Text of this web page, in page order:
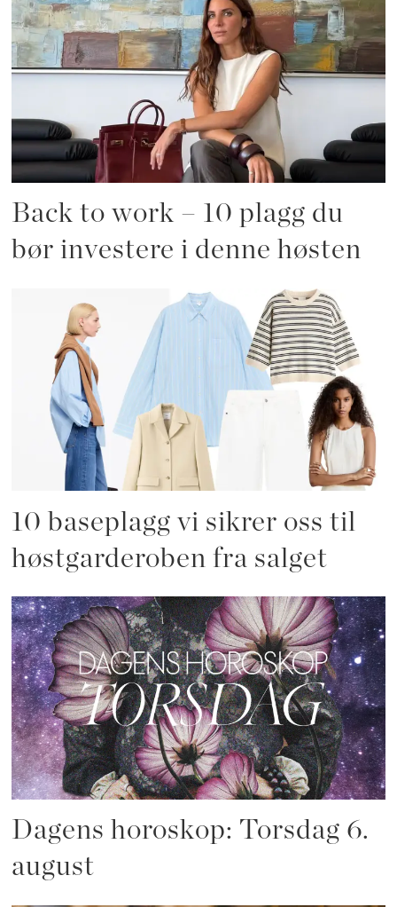
Back to work – 10 plagg du
bør investere i denne høsten
10 baseplagg vi sikrer oss til
høstgarderoben fra salget
Dagens horoskop: Torsdag 6.
august